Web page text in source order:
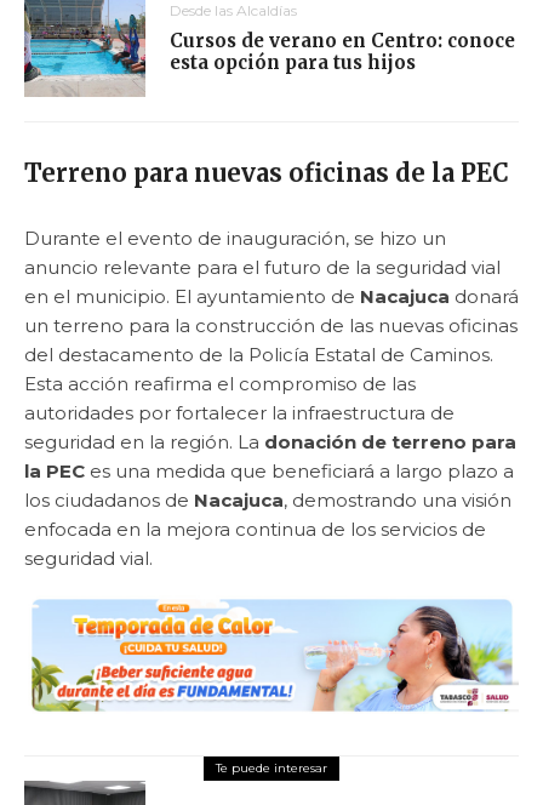
Desde las Alcaldías
Cursos de verano en Centro: conoce
esta opción para tus hijos
Terreno para nuevas oficinas de la PEC
Durante el evento de inauguración, se hizo un
anuncio relevante para el futuro de la seguridad vial
en el municipio. El ayuntamiento de Nacajuca donará
un terreno para la construcción de las nuevas oficinas
del destacamento de la Policía Estatal de Caminos.
Esta acción reafirma el compromiso de las
autoridades por fortalecer la infraestructura de
seguridad en la región. La donación de terreno para
la PEC es una medida que beneficiará a largo plazo a
los ciudadanos de Nacajuca, demostrando una visión
enfocada en la mejora continua de los servicios de
seguridad vial.